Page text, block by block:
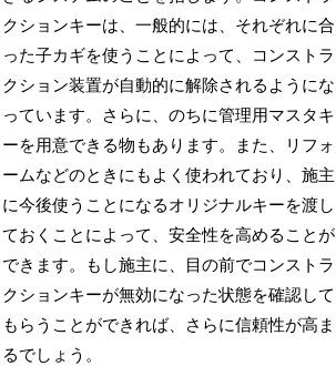
クションキーは、一般的には、それぞれに合
った子カギを使うことによって、コンストラ
クション装置が自動的に解除されるようにな
っています。さらに、のちに管理用マスタキ
ーを用意できる物もあります。また、リフォ
ームなどのときにもよく使われており、施主
に今後使うことになるオリジナルキーを渡し
ておくことによって、安全性を高めることが
できます。もし施主に、目の前でコンストラ
クションキーが無効になった状態を確認して
もらうことができれば、さらに信頼性が高ま
るでしょう。